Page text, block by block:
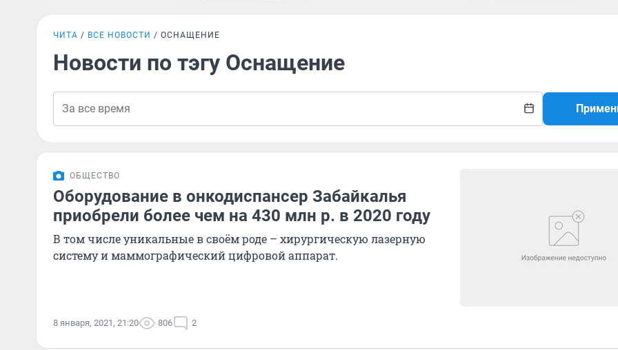
ЧИТА ВСЕ НОВОСТИ ОСНАЩЕНИЕ
Новости по тэгу Оснащение
ОБЩЕСТВО
Оборудование в онкодиспансер Забайкалья
приобрели более чем на 430 млн р. в 2020 году
В том числе уникальные в своём роде – хирургическую лазерную
систему и маммографический цифровой аппарат.
8 января, 2021, 21:20 806 2